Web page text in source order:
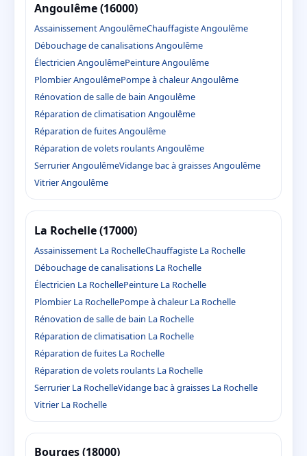
Angoulême (16000)
Assainissement AngoulêmeChauffagiste Angoulême
Débouchage de canalisations Angoulême
Électricien AngoulêmePeinture Angoulême
Plombier AngoulêmePompe à chaleur Angoulême
Rénovation de salle de bain Angoulême
Réparation de climatisation Angoulême
Réparation de fuites Angoulême
Réparation de volets roulants Angoulême
Serrurier AngoulêmeVidange bac à graisses Angoulême
Vitrier Angoulême
La Rochelle (17000)
Assainissement La RochelleChauffagiste La Rochelle
Débouchage de canalisations La Rochelle
Électricien La RochellePeinture La Rochelle
Plombier La RochellePompe à chaleur La Rochelle
Rénovation de salle de bain La Rochelle
Réparation de climatisation La Rochelle
Réparation de fuites La Rochelle
Réparation de volets roulants La Rochelle
Serrurier La RochelleVidange bac à graisses La Rochelle
Vitrier La Rochelle
Bourges (18000)